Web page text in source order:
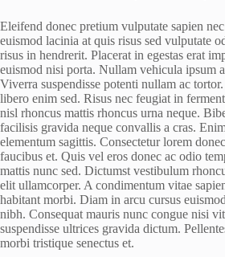
Eleifend donec pretium vulputate sapien
euismod lacinia at quis risus sed vulputate
risus in hendrerit. Placerat in egestas erat
euismod nisi porta. Nullam vehicula ipsum
Viverra suspendisse potenti nullam ac
libero enim sed. Risus nec feugiat in
nisl rhoncus mattis rhoncus urna neque.
facilisis gravida neque convallis a cras.
elementum sagittis. Consectetur lorem
faucibus et. Quis vel eros donec ac odio
mattis nunc sed. Dictumst vestibulum
elit ullamcorper. A condimentum vitae
habitant morbi. Diam in arcu cursus
nibh. Consequat mauris nunc congue nisi
suspendisse ultrices gravida dictum.
morbi tristique senectus et.